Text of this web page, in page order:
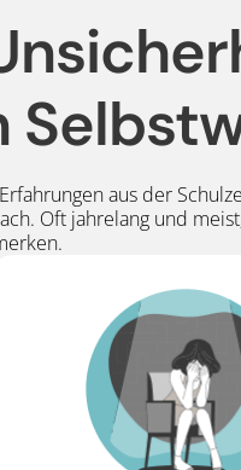
aus der
Oft jahrelang und